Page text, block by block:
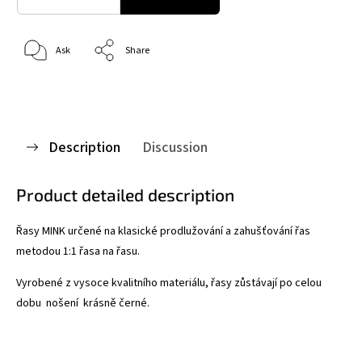
Ask Share
Description Discussion
Product detailed description
Řasy MINK určené na klasické prodlužování a zahušťování řas
metodou 1:1 řasa na řasu.
Vyrobené z vysoce kvalitního materiálu, řasy zůstávají po celou
dobu nošení krásně černé.